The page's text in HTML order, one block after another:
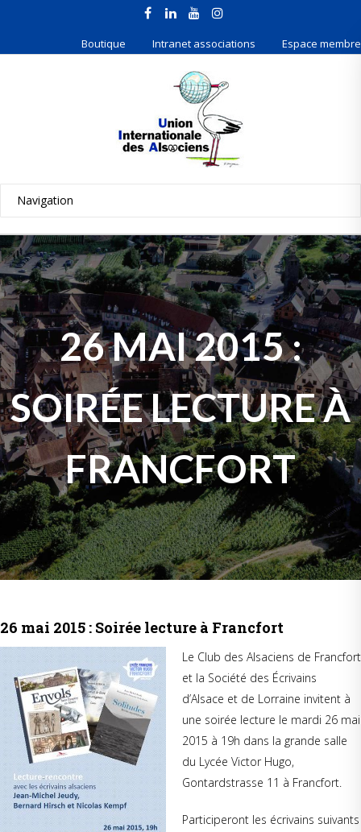
Boutique Intranet associations Espace membre
26 MAI 2015 :
SOIRÉE LECTURE À
FRANCFORT
26 mai 2015 : Soirée lecture à Francfort
Le Club des Alsaciens de Francfort
et la Société des Écrivains
d’Alsace et de Lorraine invitent à
une soirée lecture le mardi 26 mai
2015 à 19h dans la grande salle
du Lycée Victor Hugo,
Gontardstrasse 11 à Francfort.
Participeront les écrivains suivants